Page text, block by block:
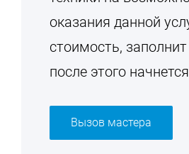
оказания данной
стоимость,
после этого
Вызов мастера